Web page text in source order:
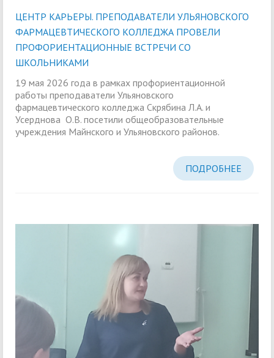
ЦЕНТР КАРЬЕРЫ. ПРЕПОДАВАТЕЛИ УЛЬЯНОВСКОГО
ФАРМАЦЕВТИЧЕСКОГО КОЛЛЕДЖА ПРОВЕЛИ
ПРОФОРИЕНТАЦИОННЫЕ ВСТРЕЧИ СО
ШКОЛЬНИКАМИ
19 мая 2026 года в рамках профориентационной
работы преподаватели Ульяновского
фармацевтического колледжа Скрябина Л.А. и
Усерднова О.В. посетили общеобразовательные
учреждения Майнского и Ульяновского районов.
ПОДРОБНЕЕ